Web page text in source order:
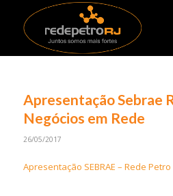
Apresentação Sebrae
Negócios em Rede
26/05/2017
Apresentação SEBRAE – Rede Petro